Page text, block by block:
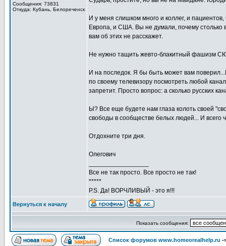
Сообщения: 73831
Откуда: Кубань, Белореченск
И у меня слишком много и коллег, и
Европа, и США. Вы не думали, почему
вам об этих не расскажет.
Не нужно тащить жевто-блакитный фашизм
И на последок. Я бы быть может вам
по своему телевизору посмотреть любой
запретит. Просто вопрос: а сколько русских
Ы? Все еще будете нам глаза колоть своей
свободы в сообществе белых людей... И всего
Отдохните три дня.
Олегович
Все не так просто. Все просто не так!
*****
P.S. Да! ВОРЧЛИВЫЙ - это я!!!
Вернуться к началу
Показать сообщения:
Список форумов www.homeorealhelp.ru -